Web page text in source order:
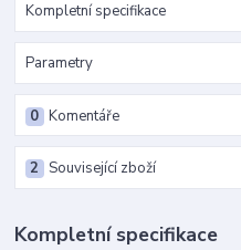
Kompletní specifikace
Parametry
Komentáře
0
Související zboží
2
Kompletní specifikace